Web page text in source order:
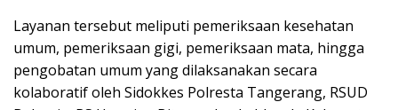
Layanan tersebut meliputi pemeriksaan kesehatan
umum, pemeriksaan gigi, pemeriksaan mata, hingga
pengobatan umum yang dilaksanakan secara
kolaboratif oleh Sidokkes Polresta Tangerang, RSUD